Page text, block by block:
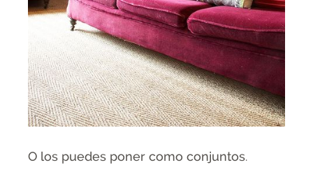
O los puedes poner como conjuntos.